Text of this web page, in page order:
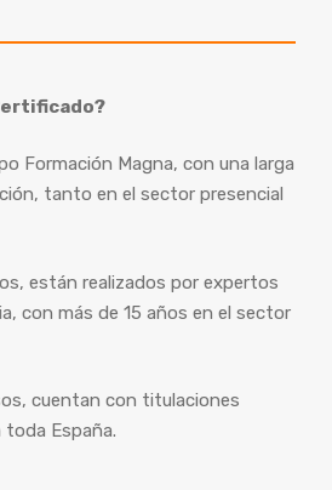
Formación Magna, con una larga
tanto en el sector presencial
están realizados por expertos
con más de 15 años en el sector
cuentan con titulaciones
toda España.